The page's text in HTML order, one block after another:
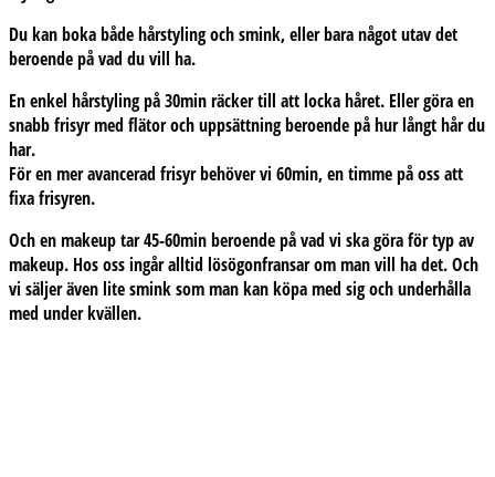
Du kan boka både hårstyling och smink, eller bara något utav det
beroende på vad du vill ha.
En enkel hårstyling på 30min räcker till att locka håret. Eller göra en
snabb frisyr med flätor och uppsättning beroende på hur långt hår du
har.
För en mer avancerad frisyr behöver vi 60min, en timme på oss att
fixa frisyren.
Och en makeup tar 45-60min beroende på vad vi ska göra för typ av
makeup. Hos oss ingår alltid lösögonfransar om man vill ha det. Och
vi säljer även lite smink som man kan köpa med sig och underhålla
med under kvällen.